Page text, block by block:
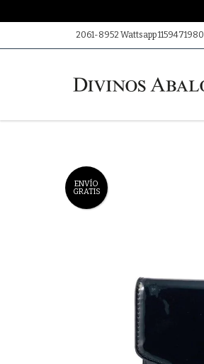
2061-8952 Wattsapp 1159471980
ENVÍO
GRATIS